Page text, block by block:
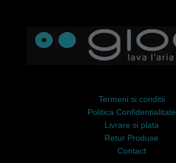
Termeni si conditii
Politica Confidentialitate
Livrare si plata
Retur Produse
Contact